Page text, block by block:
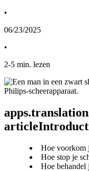
•
06/23/2025
•
2-5 min. lezen
Hoe voorkom
Hoe stop je
Hoe behandel